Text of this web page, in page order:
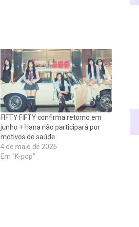
FIFTY FIFTY confirma retorno em
junho + Hana não participará por
motivos de saúde
4 de maio de 2026
Em "K-pop"